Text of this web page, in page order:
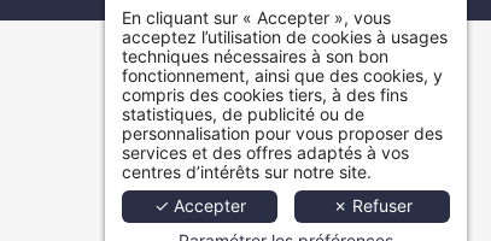
Valider
*Champs
vous concernant font l'objet d'un traitement destiné exclusivement au
des données est de 3ans. Vous bénéficiez d'un droit d'accès, de rectification, de
une limitation du traitement. Vous pouvez vous opposer au traitement des
votre consentement à tout moment en nous contactant directement. Vous avez
auprès d'une autorité de contrôle si vous estimez que ce traitement de données à
En cliquant sur « Accepter », vous
acceptez l’utilisation de cookies à usages
techniques nécessaires à son bon
fonctionnement, ainsi que des cookies, y
compris des cookies tiers, à des fins
statistiques, de publicité ou de
personnalisation pour vous proposer des
services et des offres adaptés à vos
centres d’intérêts sur notre site.
✓ Accepter
✗ Refuser